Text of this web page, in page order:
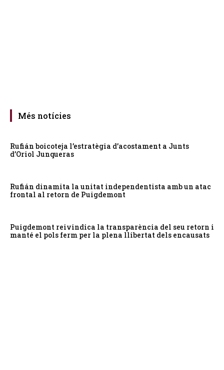
Més notícies
Rufián boicoteja l’estratègia d’acostament a Junts
d’Oriol Junqueras
Rufián dinamita la unitat independentista amb un atac
frontal al retorn de Puigdemont
Puigdemont reivindica la transparència del seu retorn i
manté el pols ferm per la plena llibertat dels encausats